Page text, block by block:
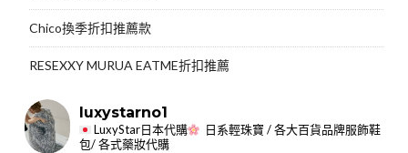
Chico換季折扣推薦款
RESEXXY MURUA EATME折扣推薦
luxystarno1
LuxyStar日本代購
日系輕珠寶 / 各大百貨品牌服飾鞋
包/ 各式藥妝代購